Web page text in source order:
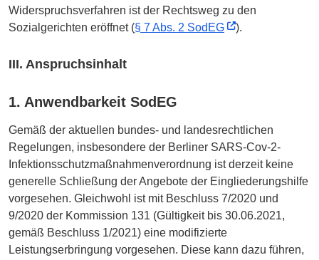
Widerspruchsverfahren ist der Rechtsweg zu den
Sozialgerichten eröffnet (§ 7 Abs. 2 SodEG ).
III. Anspruchsinhalt
1. Anwendbarkeit SodEG
Gemäß der aktuellen bundes- und landesrechtlichen
Regelungen, insbesondere der Berliner SARS-Cov-2-
Infektionsschutzmaßnahmenverordnung ist derzeit keine
generelle Schließung der Angebote der Eingliederungshilfe
vorgesehen. Gleichwohl ist mit Beschluss 7/2020 und
9/2020 der Kommission 131 (Gültigkeit bis 30.06.2021,
gemäß Beschluss 1/2021) eine modifizierte
Leistungserbringung vorgesehen. Diese kann dazu führen,